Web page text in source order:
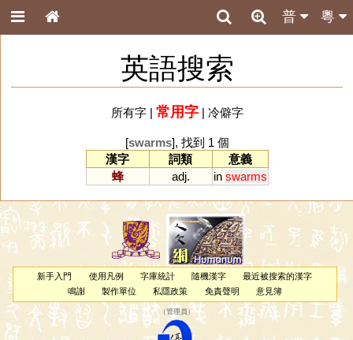
粵
普
英語搜索
所有字| 常用字| 冷僻字
[swarms], 找到 1 個
漢字
詞類
意義
蜂
adj. in swarms
新手入門 使用凡例 字庫統計 隨機漢字
最近被搜索的漢字
鳴謝
製作單位 私隱政策 免責聲明 意見簿
（管理員 ）